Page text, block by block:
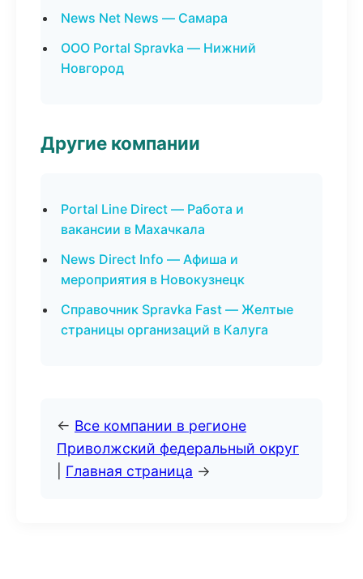
News Net News — Самара
ООО Portal Spravka — Нижний
Новгород
Другие компании
Portal Line Direct — Работа и
вакансии в Махачкала
News Direct Info — Афиша и
мероприятия в Новокузнецк
Справочник Spravka Fast — Желтые
страницы организаций в Калуга
← Все компании в регионе
Приволжский федеральный округ
Главная страница →